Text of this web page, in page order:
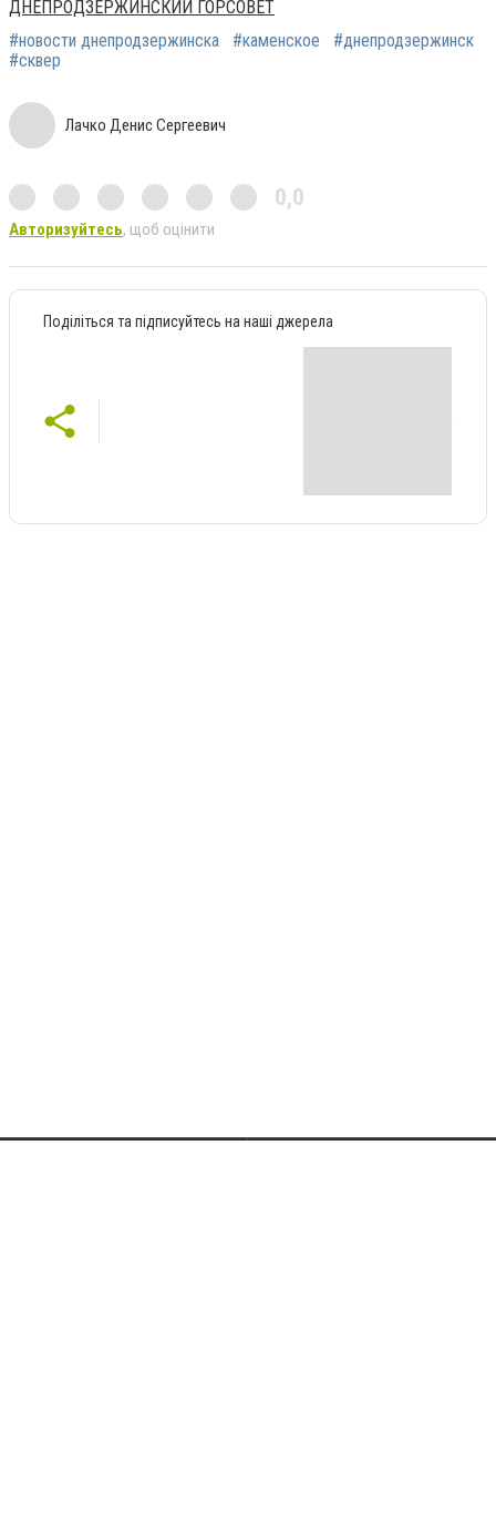
ДНЕПРОДЗЕРЖИНСКИЙ ГОРСОВЕТ
#новости днепродзержинска
#каменское
#днепродзержинск
#сквер
Лачко Денис Сергеевич
0,0
Авторизуйтесь, щоб оцінити
Поділіться та підписуйтесь на наші джерела